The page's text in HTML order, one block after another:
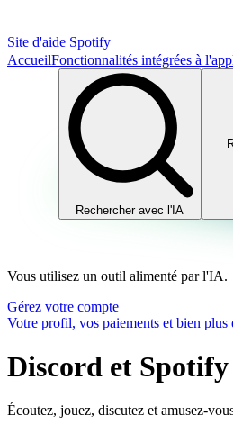
Site d'aide Spotify
AccueilFonctionnalités intégrées à
Rechercher avec l'IA
Vous utilisez un outil alimenté par l'IA.
Gérez votre compte
Votre profil, vos paiements et bien plus
Discord et Spotify
Écoutez, jouez, discutez et amusez-